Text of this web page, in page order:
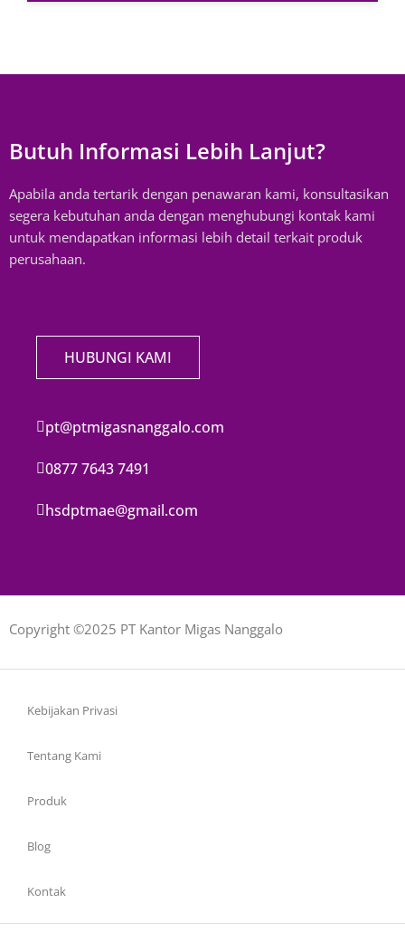
Butuh Informasi Lebih Lanjut?
Apabila anda tertarik dengan penawaran kami, konsultasikan
segera kebutuhan anda dengan menghubungi kontak kami
untuk mendapatkan informasi lebih detail terkait produk
perusahaan.
HUBUNGI KAMI
pt@ptmigasnanggalo.com
0877 7643 7491
hsdptmae@gmail.com
Copyright ©2025 PT Kantor Migas Nanggalo
Kebijakan Privasi
Tentang Kami
Produk
Blog
Kontak